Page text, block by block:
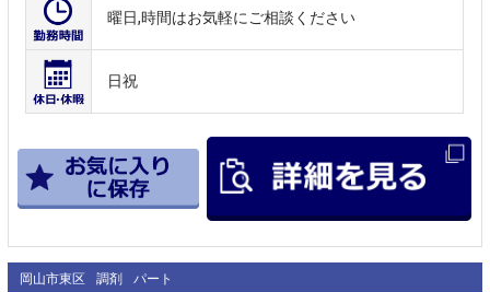
曜日,時間はお気軽にご相談ください
日祝
岡山市東区 調剤 パート